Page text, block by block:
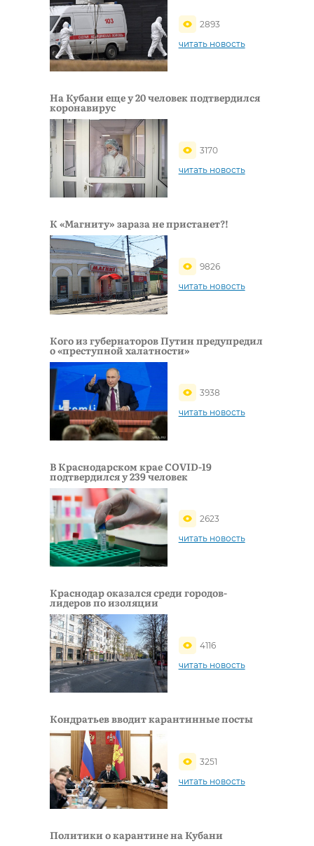
2893
читать новость
На Кубани еще у 20 человек подтвердился
коронавирус
3170
читать новость
К «Магниту» зараза не пристанет?!
9826
читать новость
Кого из губернаторов Путин предупредил
о «преступной халатности»
3938
читать новость
В Краснодарском крае COVID-19
подтвердился у 239 человек
2623
читать новость
Краснодар оказался среди городов-
лидеров по изоляции
4116
читать новость
Кондратьев вводит карантинные посты
3251
читать новость
Политики о карантине на Кубани